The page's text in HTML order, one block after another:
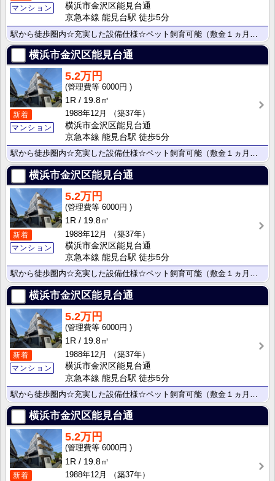
マンション
横浜市金沢区能見台通
京急本線 能見台駅 徒歩5分
横浜市金沢区能見台通
新着
マンション
5.2万円
6000円
1R
19.8㎡
1988年12月
（築37年）
横浜市金沢区能見台通
京急本線 能見台駅 徒歩5分
駅から徒歩圏内☆充実した設備仕様☆ペット飼育可能（敷金１ヵ月）☆
横浜市金沢区能見台通
新着
マンション
5.2万円
6000円
1R
19.8㎡
1988年12月
（築37年）
横浜市金沢区能見台通
京急本線 能見台駅 徒歩5分
駅から徒歩圏内☆充実した設備仕様☆ペット飼育可能（敷金１ヵ月）☆
横浜市金沢区能見台通
新着
マンション
5.2万円
6000円
1R
19.8㎡
1988年12月
（築37年）
横浜市金沢区能見台通
京急本線 能見台駅 徒歩5分
横浜市金沢区能見台通
新着
5.2万円
6000円
1R
19.8㎡
1988年12月
（築37年）